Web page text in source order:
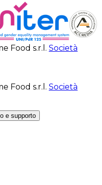
Food s.r.l. Società
Food s.r.l. Società
e supporto